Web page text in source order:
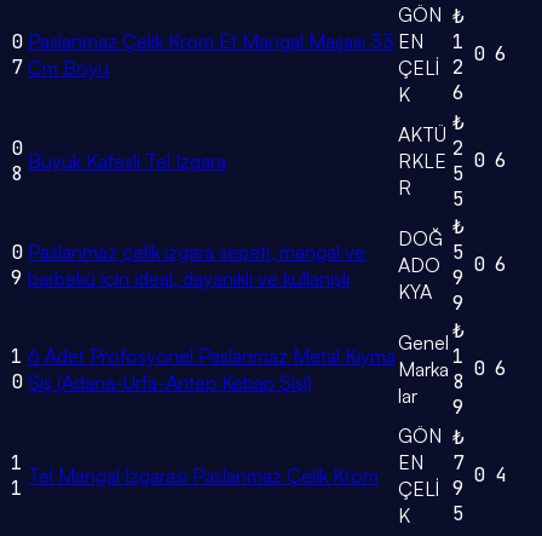
0
7
Paslanmaz Çelik Krom Et Mangal Maşası 33
Cm Boyu
GÖN
EN
ÇELİ
K
₺
1
2
6
0 6
0
8 Büyük Kafesli Tel Izgara
AKTÜ
RKLE
R
₺
2
5
5
0 6
0
9
Paslanmaz çelik ızgara sepeti, mangal ve
barbekü için ideal, dayanıklı ve kullanışlı
DOĞ
ADO
KYA
₺
5
9
9
0 6
1
0
6 Adet Profosyonel Paslanmaz Metal Kıyma
Şiş (Adana-Urfa-Antep Kebap Şişi)
Genel
Marka
lar
₺
1
8
9
0 6
1
1 Tel Mangal Izgarası Paslanmaz Çelik Krom
GÖN
EN
ÇELİ
K
₺
7
9
5
0 4